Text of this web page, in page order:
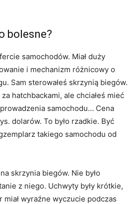
bolesne?
samochodów. Miał duży
i mechanizm różnicowy o
Sam sterowałeś skrzynią biegów.
hatchbackami, ale chciałeś mieć
samochodu… Cena
dolarów. To było rzadkie. Być
takiego samochodu od
skrzynia biegów. Nie było
z niego. Uchwyty były krótkie,
miał wyraźne wyczucie podczas